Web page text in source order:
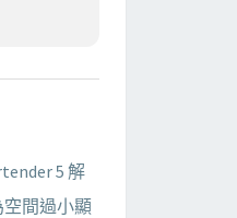
5 解
空間過小顯